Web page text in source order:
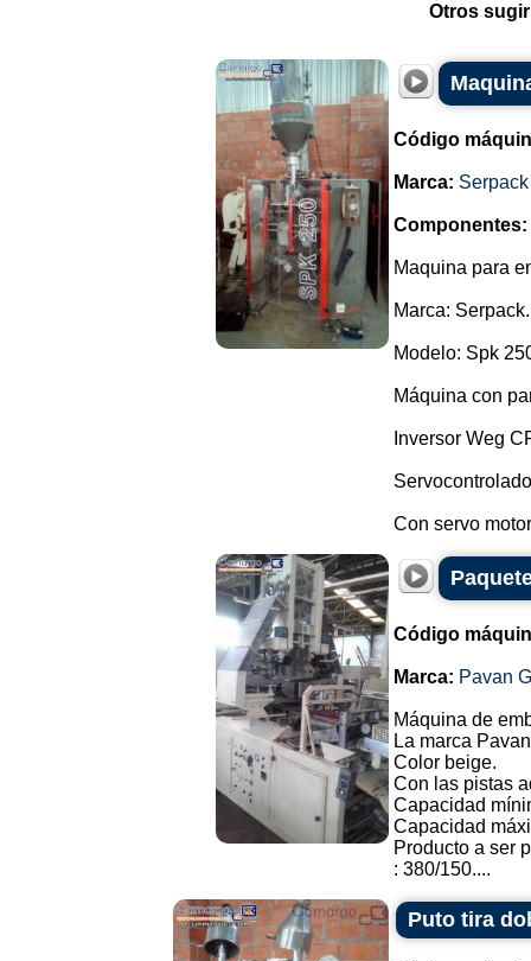
Otros
Código
Marca: Serpack
Componentes:
Maquina para
Marca: Serpack.
Modelo: Spk
Máquina con
Inversor Weg
Con servo
Código
Marca: Pavan
Máquina de
La marca
Color beige.
Con las pistas
Capacidad
Capacidad
Producto a ser
: 380/150....
Puto tira